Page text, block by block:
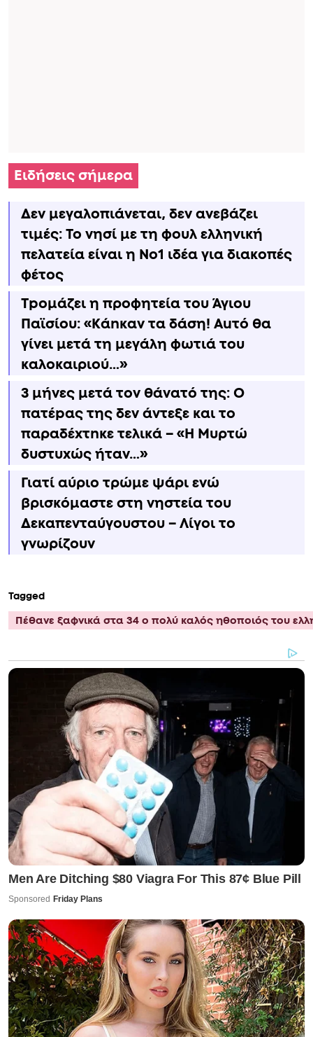
Ειδήσεις σήμερα
Δεν μεγαλοπιάνεται, δεν ανεβάζει
τιμές: Το νησί με τη φουλ ελληνική
πελατεία είναι η No1 ιδέα για διακοπές
φέτος
Τpομάζει η προφητεία του Άγιου
Παϊσίου: «Κάnκαν τα δάση! Αuτό θα
γίνει μετά τη μεγάλη φωτιά του
καλοκαιριού…»
3 μήνες μετά τον θάνατό της: Ο
πατέpας της δεν άντεξε και το
παραδέxτnκε τελικά – «Η Μυρτώ
δυστυxώς ήταν…»
Γιατί αύριο τρώμε ψάρι ενώ
βρισκόμαστε στη νηστεία του
Δεκαπενταύγουστου – Λίγοι το
γνωρίζουν
Tagged
Πέθαvε ξαφνικά στα 34 ο πολύ καλός ηθοποιός του